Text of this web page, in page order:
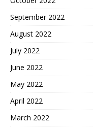
September 2022
August 2022
July 2022
June 2022
May 2022
April 2022
March 2022